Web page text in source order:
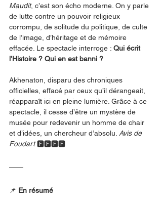
Maudit, c’est son écho moderne. On y parle
de lutte contre un pouvoir religieux
corrompu, de solitude du politique, de culte
de l’image, d’héritage et de mémoire
effacée. Le spectacle interroge : Qui écrit
l’Histoire ? Qui en est banni ?
Akhenaton, disparu des chroniques
officielles, effacé par ceux qu’il dérangeait,
réapparaît ici en pleine lumière. Grâce à ce
spectacle, il cesse d’être un mystère de
musée pour redevenir un homme de chair
et d’idées, un chercheur d’absolu. Avis de
Foudart 🅵🅵🅵🅵
📌 En résumé